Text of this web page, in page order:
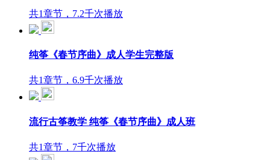
共1章节，7.2千次播放
纯筝《春节序曲》成人学生完整版
共1章节，6.9千次播放
流行古筝教学 纯筝《春节序曲》成人班
共1章节，7千次播放